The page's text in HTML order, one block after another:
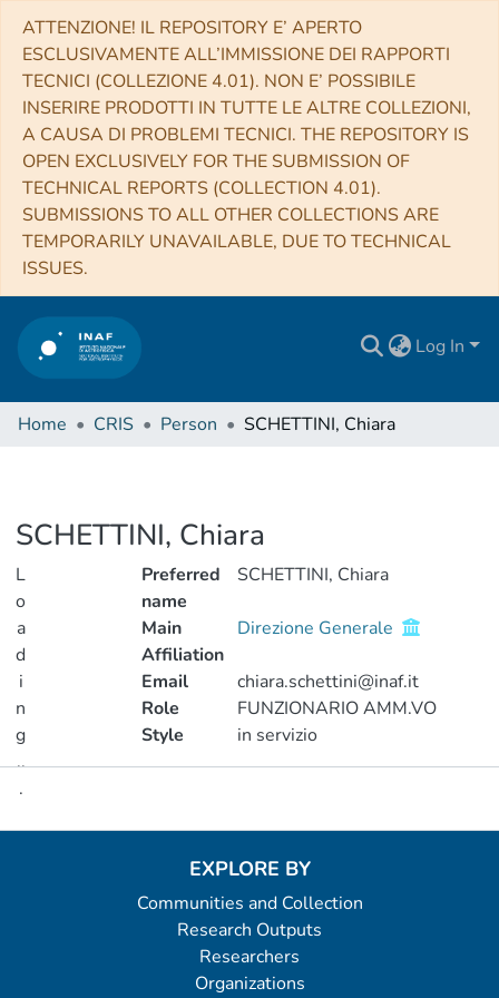
ATTENZIONE! IL REPOSITORY E’ APERTO
ESCLUSIVAMENTE ALL’IMMISSIONE DEI RAPPORTI
TECNICI (COLLEZIONE 4.01). NON E’ POSSIBILE
INSERIRE PRODOTTI IN TUTTE LE ALTRE COLLEZIONI,
A CAUSA DI PROBLEMI TECNICI. THE REPOSITORY IS
OPEN EXCLUSIVELY FOR THE SUBMISSION OF
TECHNICAL REPORTS (COLLECTION 4.01).
SUBMISSIONS TO ALL OTHER COLLECTIONS ARE
TEMPORARILY UNAVAILABLE, DUE TO TECHNICAL
ISSUES.
Log In
Home CRIS Person SCHETTINI, Chiara
SCHETTINI, Chiara
L
o
a
d
i
n
g
..
.
Loading...
Preferred
name
SCHETTINI, Chiara
Main
Affiliation
Direzione Generale
Email
chiara.schettini@inaf.it
Role
FUNZIONARIO AMM.VO
Style
in servizio
EXPLORE BY
Communities and Collection
Research Outputs
Researchers
Organizations